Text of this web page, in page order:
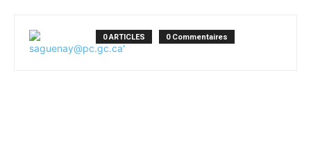
0 ARTICLES 0 Commentaires